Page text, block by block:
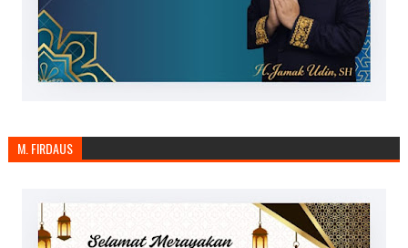
M. FIRDAUS